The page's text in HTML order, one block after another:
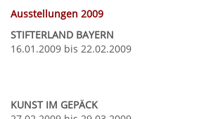
Ausstellungen 2009
STIFTERLAND BAYERN
16.01.2009 bis 22.02.2009
KUNST IM GEPÄCK